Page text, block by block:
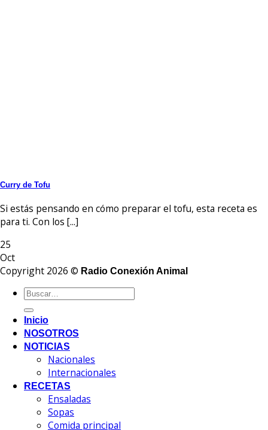
Curry de Tofu
Si estás pensando en cómo preparar el tofu, esta receta es
para ti. Con los [...]
25
Oct
Copyright 2026 © Radio Conexión Animal
Inicio
NOSOTROS
NOTICIAS
Nacionales
Internacionales
RECETAS
Ensaladas
Sopas
Comida principal